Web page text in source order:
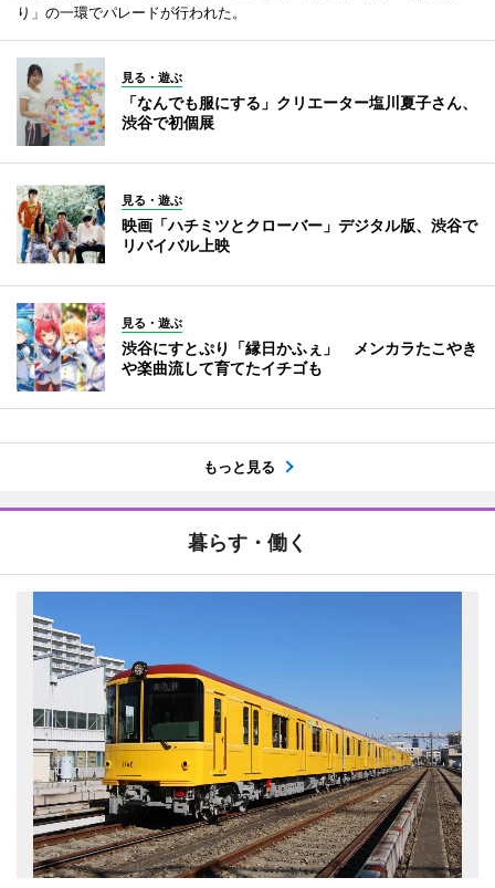
り」の一環でパレードが行われた。
見る・遊ぶ
「なんでも服にする」クリエーター塩川夏子さん、
渋谷で初個展
見る・遊ぶ
映画「ハチミツとクローバー」デジタル版、渋谷で
リバイバル上映
見る・遊ぶ
渋谷にすとぷり「縁日かふぇ」 メンカラたこやき
や楽曲流して育てたイチゴも
もっと見る
暮らす・働く